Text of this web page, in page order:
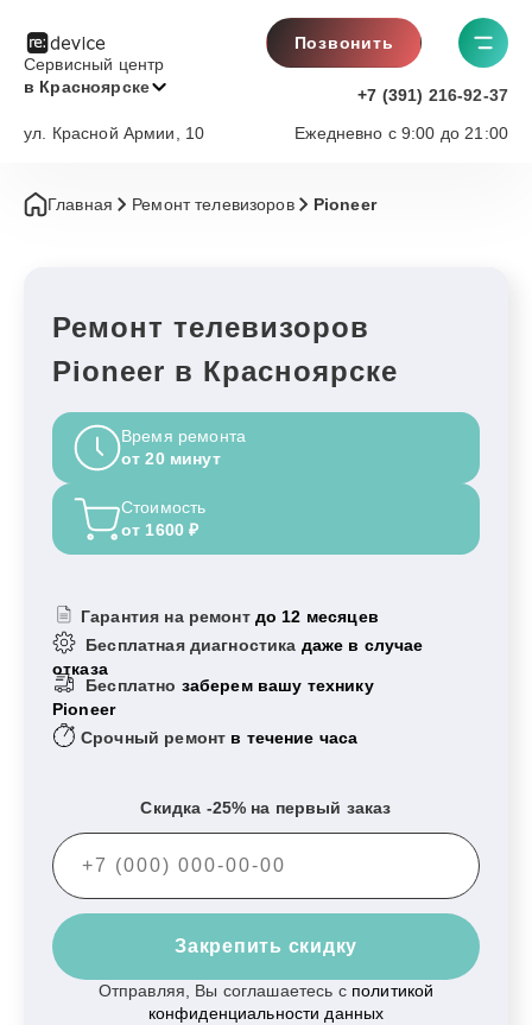
Сервисный центр
в Красноярске
Позвонить
+7 (391) 216-92-37
Ежедневно с 9:00 до 21:00
ул. Красной Армии, 10
Главная Ремонт телевизоров Pioneer
Ремонт телевизоров
Pioneer в Красноярске
Время ремонта
от 20 минут
Стоимость
от 1600 ₽
Гарантия на ремонт до 12 месяцев
Бесплатная диагностика даже в случае
отказа
Бесплатно заберем вашу технику
Pioneer
Срочный ремонт в течение часа
Скидка -25% на первый заказ
Закрепить скидку
Отправляя, Вы соглашаетесь с политикой
конфиденциальности данных